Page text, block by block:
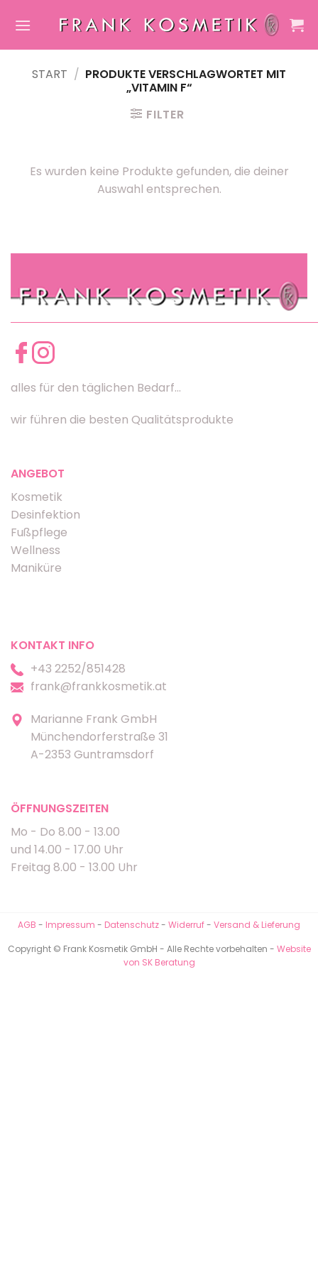
Inhalt
START / PRODUKTE VERSCHLAGWORTET MIT
„VITAMIN F“
FILTER
Es wurden keine Produkte gefunden, die deiner
Auswahl entsprechen.
alles für den täglichen Bedarf...
wir führen die besten Qualitätsprodukte
ANGEBOT
Kosmetik
Desinfektion
Fußpflege
Wellness
Maniküre
KONTAKT INFO
+43 2252/851428
frank@frankkosmetik.at
Marianne Frank GmbH
Münchendorferstraße 31
A-2353 Guntramsdorf
ÖFFNUNGSZEITEN
Mo - Do 8.00 - 13.00
und 14.00 - 17.00 Uhr
Freitag 8.00 - 13.00 Uhr
AGB - Impressum - Datenschutz- Widerruf- Versand & Lieferung
Copyright © Frank Kosmetik GmbH - Alle Rechte vorbehalten - Website
von SK Beratung